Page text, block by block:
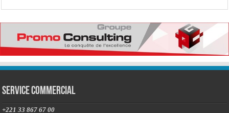
Service commercial
+221 33 867 67 00